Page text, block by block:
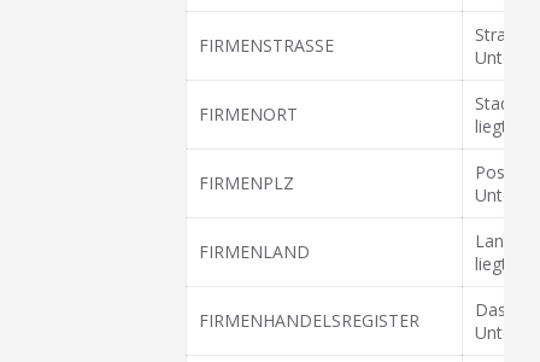
FIRMENSTRASSE
Straße
FIRMENORT
Stadt,
liegt.
FIRMENPLZ
FIRMENLAND
Land,
liegt.
FIRMENHANDELSREGISTER
Das